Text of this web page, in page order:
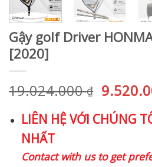
Gậy golf Driver
[2020]
19.024.000₫
Giá
gốc
là:
LIÊN HỆ VỚI CHÚNG
NHẤT
Contact with us to get